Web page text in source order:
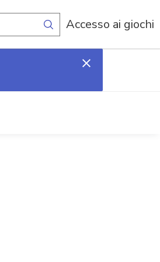
Accesso ai giochi